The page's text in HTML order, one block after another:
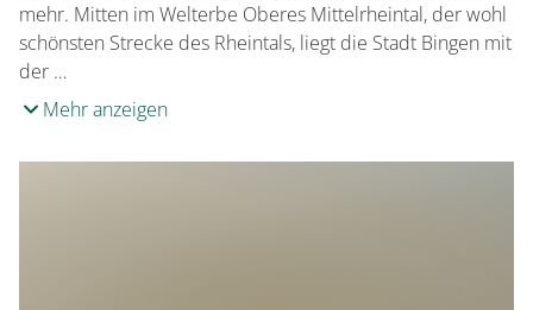
mehr. Mitten im Welterbe Oberes Mittelrheintal, der wohl
schönsten Strecke des Rheintals, liegt die Stadt Bingen mit
der …
Mehr anzeigen